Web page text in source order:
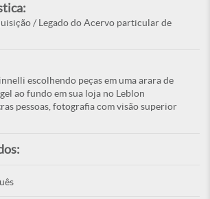
/ Legado do Acervo particular de
escolhendo peças em uma arara de
ao fundo em sua loja no Leblon
pessoas, fotografia com visão superior